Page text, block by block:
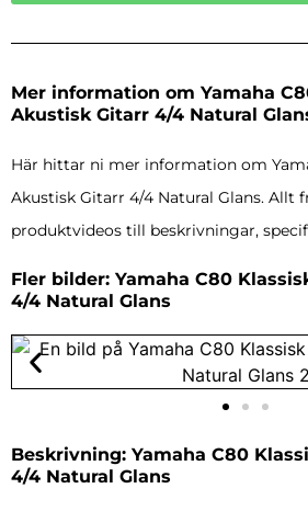
Mer information om Yamaha
Akustisk Gitarr 4/4 Natural
Här hittar ni mer information om
Akustisk Gitarr 4/4 Natural Glans. Allt
produktvideos till beskrivningar,
Fler bilder: Yamaha C80
4/4 Natural Glans
Beskrivning: Yamaha C80
4/4 Natural Glans